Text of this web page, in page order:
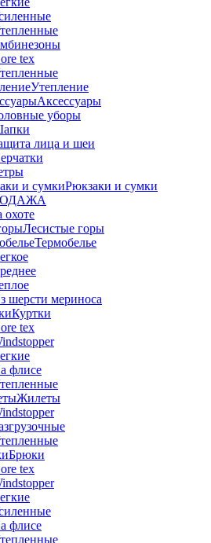
tex
Утепление
Аксессуары
уборы
лица и шеи
Рюкзаки и сумки
охоте
Лесистые горы
Термобелье
шерсти мериноса
Куртки
tex
флисе
Жилеты
Брюки
tex
флисе